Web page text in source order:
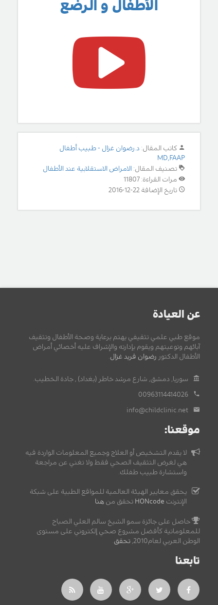
الأطفال و الرضع
كاتب المقال: د.رضوان غزال - طبيب أطفال
MD,FAAP
تصنيف المقال: الامراض الاستقلابية عند الأطفال
مرات القراءة: 11807
تاريخ الإضافة 22-12-2016
عن العيادة
موقع طبي علمي تثقيفي يهتم برعاية وصحة الأطفال وتثقيف
آبائهم وتوعيتهم ويقوم بإدارته والإشراف عليه أخصائي أمراض
الأطفال الدكتور رضوان فريد غزال.
سوريا, دمشق, شارع مرشد خاطر (بغداد) , جادة الخطيب.
00963114414026
info@childclinic.net
موقعنا:
لا يقدم التشخيص أو العلاج وجميع المعلومات الواردة فيه
هي لغرض التثقيف الصحي فقط ولا تغني عن مراجعة
واستشارة طبيب طفلك.
يحقق معايير الهيئة العالمية للمواقع الطبية على شبكة
الإنترنت HONcode تحقق من هنا
حاصل على جائزة سمو الشيخ سالم العلي الصباح
للمعلوماتية كأفضل مشروع صحي إلكتروني على مستوى
الوطن العربي لعام2010,
تحقق.
تابعنا